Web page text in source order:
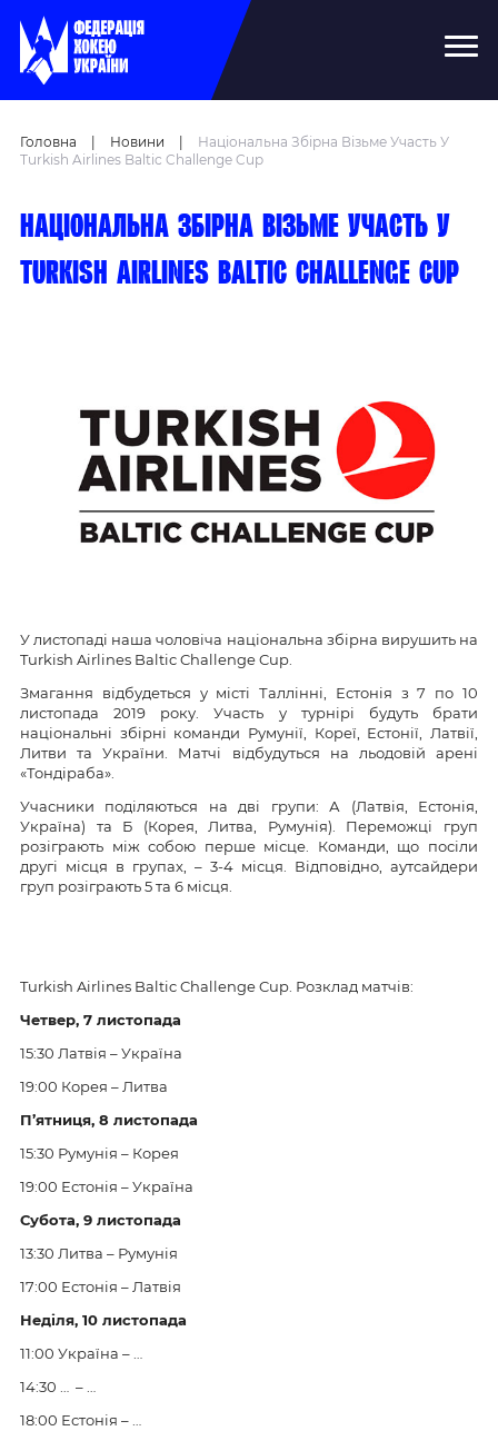
Головна Новини
Національна Збірна Візьме Участь У
Turkish Airlines Baltic Challenge Cup
Національна збірна візьме участь у
Turkish Airlines Baltic Challenge Cup
У листопаді наша чоловіча національна збірна вирушить на
Turkish Airlines Baltic Challenge Cup.
Змагання відбудеться у місті Таллінні, Естонія з 7 по 10
листопада 2019 року. Участь у турнірі будуть брати
національні збірні команди Румунії, Кореї, Естонії, Латвії,
Литви та України. Матчі відбудуться на льодовій арені
«Тондіраба».
Учасники поділяються на дві групи: А (Латвія, Естонія,
Україна) та Б (Корея, Литва, Румунія). Переможці груп
розіграють між собою перше місце. Команди, що посіли
другі місця в групах, – 3-4 місця. Відповідно, аутсайдери
груп розіграють 5 та 6 місця.
Turkish Airlines Baltic Challenge Cup. Розклад матчів:
Четвер, 7 листопада
15:30 Латвія – Україна
19:00 Корея – Литва
П’ятниця, 8 листопада
15:30 Румунія – Корея
19:00 Естонія – Україна
Субота, 9 листопада
13:30 Литва – Румунія
17:00 Естонія – Латвія
Неділя, 10 листопада
11:00 Україна – …
14:30 … – …
18:00 Естонія – …